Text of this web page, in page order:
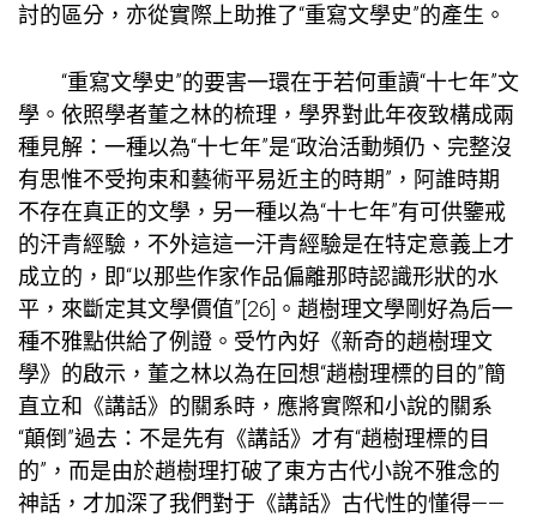
討的區分，亦從實際上助推了“重寫文學史”的產生。
“重寫文學史”的要害一環在于若何重讀“十七年”文
學。依照學者董之林的梳理，學界對此年夜致構成兩
種見解：一種以為“十七年”是“政治活動頻仍、完整沒
有思惟不受拘束和藝術平易近主的時期”，阿誰時期
不存在真正的文學，另一種以為“十七年”有可供鑒戒
的汗青經驗，不外這這一汗青經驗是在特定意義上才
成立的，即“以那些作家作品偏離那時認識形狀的水
平，來斷定其文學價值”[26]。趙樹理文學剛好為后一
種不雅點供給了例證。受竹內好《新奇的趙樹理文
學》的啟示，董之林以為在回想“趙樹理標的目的”簡
直立和《講話》的關系時，應將實際和小說的關系
“顛倒”過去：不是先有《講話》才有“趙樹理標的目
的”，而是由於趙樹理打破了東方古代小說不雅念的
神話，才加深了我們對于《講話》古代性的懂得——